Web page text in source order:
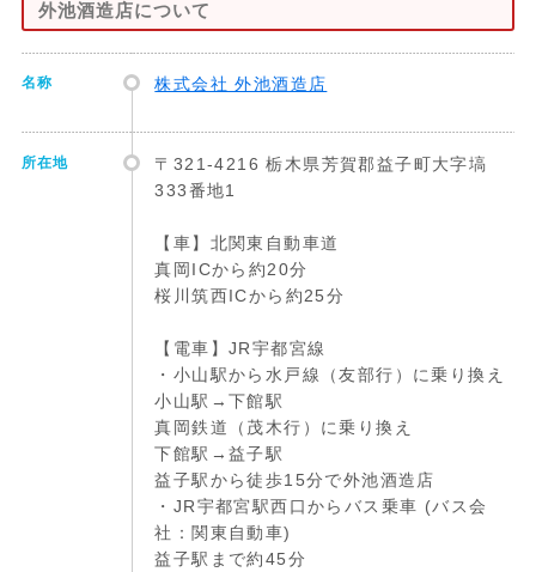
外池酒造店について
名称 株式会社 外池酒造店
所在地
〒321-4216 栃木県芳賀郡益子町大字塙
333番地1
【車】北関東自動車道
真岡ICから約20分
桜川筑西ICから約25分
【電車】JR宇都宮線
・小山駅から水戸線（友部行）に乗り換え
小山駅→下館駅
真岡鉄道（茂木行）に乗り換え
下館駅→益子駅
益子駅から徒歩15分で外池酒造店
・JR宇都宮駅西口からバス乗車 (バス会
社：関東自動車)
益子駅まで約45分